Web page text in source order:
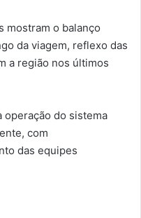
mostram o balanço
da viagem, reflexo das
a região nos últimos
operação do sistema
com
das equipes